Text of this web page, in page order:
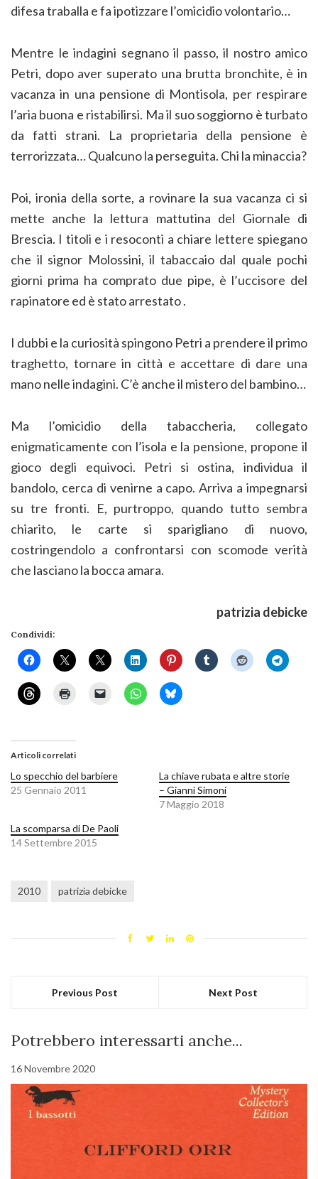
difesa traballa e fa ipotizzare l’omicidio volontario…
Mentre le indagini segnano il passo, il nostro amico
Petri, dopo aver superato una brutta bronchite, è in
vacanza in una pensione di Montisola, per respirare
l’aria buona e ristabilirsi. Ma il suo soggiorno è turbato
da fatti strani. La proprietaria della pensione è
terrorizzata… Qualcuno la perseguita. Chi la minaccia?
Poi, ironia della sorte, a rovinare la sua vacanza ci si
mette anche la lettura mattutina del Giornale di
Brescia. I titoli e i resoconti a chiare lettere spiegano
che il signor Molossini, il tabaccaio dal quale pochi
giorni prima ha comprato due pipe, è l’uccisore del
rapinatore ed è stato arrestato .
I dubbi e la curiosità spingono Petri a prendere il primo
traghetto, tornare in città e accettare di dare una
mano nelle indagini. C’è anche il mistero del bambino…
Ma l’omicidio della tabaccheria, collegato
enigmaticamente con l’isola e la pensione, propone il
gioco degli equivoci. Petri si ostina, individua il
bandolo, cerca di venirne a capo. Arriva a impegnarsi
su tre fronti. E, purtroppo, quando tutto sembra
chiarito, le carte si sparigliano di nuovo,
costringendolo a confrontarsi con scomode verità
che lasciano la bocca amara.
patrizia debicke
Condividi:
Articoli correlati
Lo specchio del barbiere
25 Gennaio 2011
La chiave rubata e altre storie
– Gianni Simoni
7 Maggio 2018
La scomparsa di De Paoli
14 Settembre 2015
2010 patrizia debicke
Previous Post Next Post
Potrebbero interessarti anche...
16 Novembre 2020